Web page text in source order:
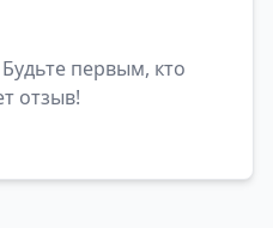
первым, кто
отзыв!